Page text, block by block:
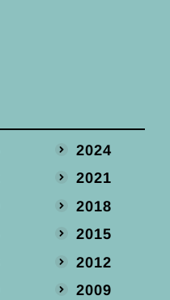
2024
2021
2018
2015
2012
2009